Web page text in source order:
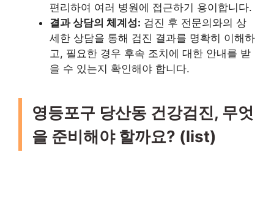
편리하여 여러 병원에 접근하기 용이합니다.
결과 상담의 체계성: 검진 후 전문의와의 상
세한 상담을 통해 검진 결과를 명확히 이해하
고, 필요한 경우 후속 조치에 대한 안내를 받
을 수 있는지 확인해야 합니다.
영등포구 당산동 건강검진, 무엇
을 준비해야 할까요? (list)